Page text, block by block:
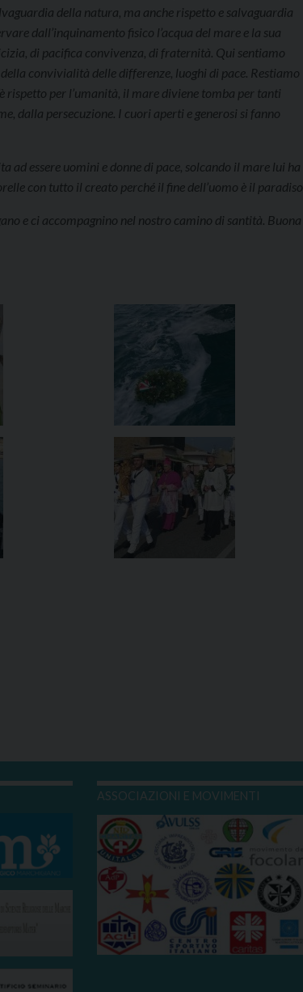
della natura, ma anche rispetto e salvaguardia
dall’inquinamento fisico l’acqua del mare e la sua
di pacifica convivenza, di fraternità. Qui sentiamo
convivialità delle differenze, luoghi di pace. Restiamo
rispetto per l’umanità, il mare diviene tomba per tanti
dalla persecuzione. I cuori aperti e generosi si fanno
ad essere uomini e donne di pace, solcando il mare lui ha
con tutto il creato perché il fine dell’uomo è il paradiso.
e ci accompagnino nel nostro camino di santità. Buona
ASSOCIAZIONI E MOVIMENTI